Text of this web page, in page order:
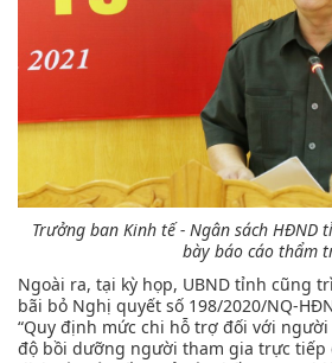
Trưởng ban Kinh tế - Ngân sách HĐND
bày báo cáo thẩm
Ngoài ra, tại kỳ họp, UBND tỉnh cũng
bãi bỏ Nghị quyết số 198/2020/NQ-
“Quy định mức chi hỗ trợ đối với
độ bồi dưỡng người tham gia trực tiếp